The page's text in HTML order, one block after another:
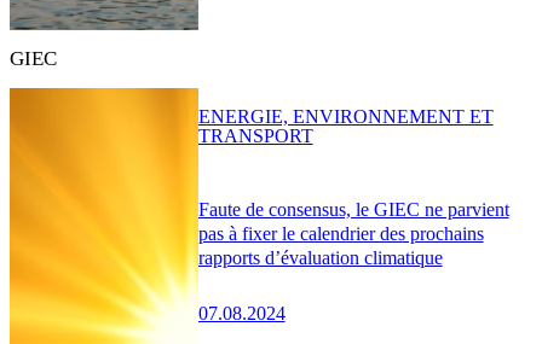
GIEC
Faute de consensus, le GIEC ne parvient
pas à fixer le calendrier des prochains
rapports d’évaluation climatique
07.08.2024
ENERGIE, ENVIRONNEMENT ET
TRANSPORT